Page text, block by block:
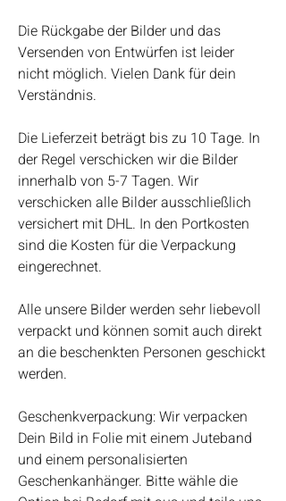
Die Rückgabe der Bilder und das
Versenden von Entwürfen ist leider
nicht möglich. Vielen Dank für dein
Verständnis.
Die Lieferzeit beträgt bis zu 10 Tage. In
der Regel verschicken wir die Bilder
innerhalb von 5-7 Tagen. Wir
verschicken alle Bilder ausschließlich
versichert mit DHL. In den Portkosten
sind die Kosten für die Verpackung
eingerechnet.
Alle unsere Bilder werden sehr liebevoll
verpackt und können somit auch direkt
an die beschenkten Personen geschickt
werden.
Geschenkverpackung: Wir verpacken
Dein Bild in Folie mit einem Juteband
und einem personalisierten
Geschenkanhänger. Bitte wähle die